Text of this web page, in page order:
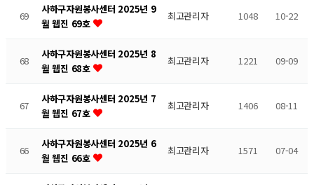
69
사하구자원봉사센터 2025년 9
월 웹진 69호
최고관리자 1048 10-22
68
사하구자원봉사센터 2025년 8
월 웹진 68호
최고관리자 1221 09-09
67
사하구자원봉사센터 2025년 7
월 웹진 67호
최고관리자 1406 08-11
66
사하구자원봉사센터 2025년 6
월 웹진 66호
최고관리자 1571 07-04